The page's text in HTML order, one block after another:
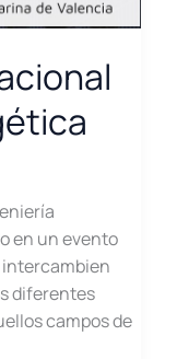
en un evento
intercambien
diferentes
campos de